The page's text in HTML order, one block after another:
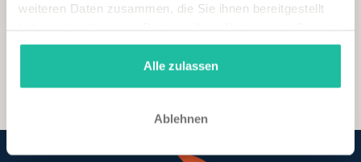
weiteren Daten zusammen, die Sie ihnen bereitgestellt
gesammelt haben.
Alle zulassen
Ablehnen
of TUI.